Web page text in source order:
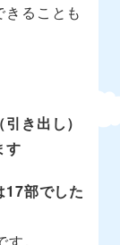
きることも
き出し）
す
17部でした
。